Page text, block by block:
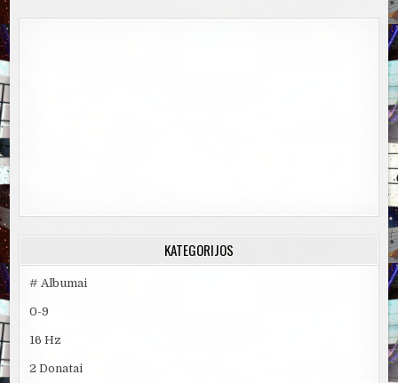
KATEGORIJOS
# Albumai
0-9
16 Hz
2 Donatai